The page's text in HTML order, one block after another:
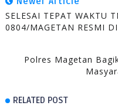
SELESAI TEPAT WAKTU
0804/MAGETAN RESMI
Polres Magetan
RELATED POST